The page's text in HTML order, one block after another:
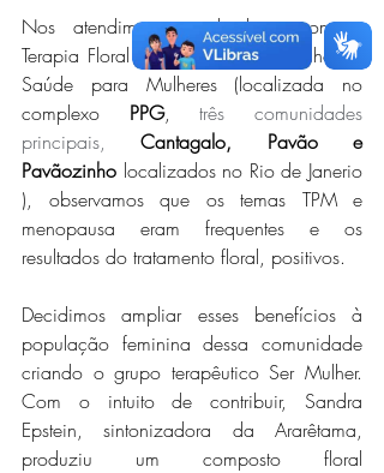
Nos atendimentos individuais com a
Terapia Floral na ONG Rede Postinho de
Saúde para Mulheres (localizada no
complexo PPG, três comunidades
principais, Cantagalo, Pavão e
Pavãozinho localizados no Rio de Janerio
), observamos que os temas TPM e
menopausa eram frequentes e os
resultados do tratamento floral, positivos.
Decidimos ampliar esses benefícios à
população feminina dessa comunidade
criando o grupo terapêutico Ser Mulher.
Com o intuito de contribuir, Sandra
Epstein, sintonizadora da Ararêtama,
produziu um composto floral